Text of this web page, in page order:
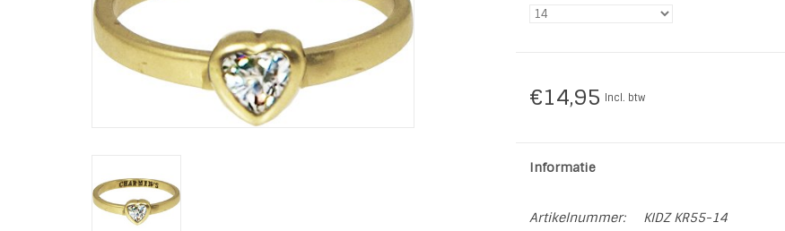
€14,95 Incl. btw
Informatie
Artikelnummer:
KIDZ KR55-14